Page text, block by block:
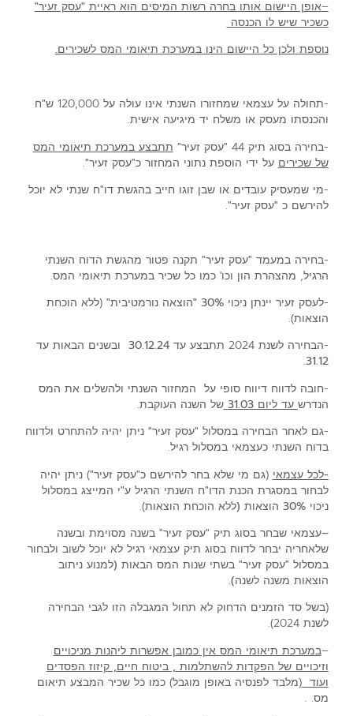
–אופן היישום אותו בחרה רשות המיסים הואראיית "עסק זעיר"
כשכיר שיש לו הכנסה
נוספתולכן כל היישום הינו במערכת תיאומי המס לשכירים.
-תחולה על עצמאי שמחזורו השנתי אינו עולה על 120,000 ש"ח
והכנסתו מעסק או משלח יד מיגיעה אישית.
-בחירה בסוג תיק 44 "עסק זעיר"
תתבצע במערכת תיאומי המס
של שכירים על ידי הוספת נתוני המחזור כ"עסק זעיר".
-מי שמעסיק עובדים או שבן זוגו חייב בהגשת דו"ח שנתי לא יוכל
להירשם כ "עסק זעיר".
-בחירה במעמד "עסק זעיר" תקנה פטור מהגשת הדוח השנתי
הרגיל, מהצהרת הון וכו' כמו כל שכיר במערכת תיאומי המס.
-לעסק זעיר יינתןניכוי 30% "הוצאה נורמטיבית"
(ללא הוכחת
הוצאות).
-הבחירה לשנת 2024 תתבצע
עד 30.12.24 ובשנים הבאות עד
31.12.
-חובה לדווח דיווח סופי על המחזור השנתי ולהשלים את המס
הנדרש עד ליום 31.03 של השנה העוקבת.
-גם לאחר הבחירה במסלול "עסק זעיר"ניתן יהיה להתחרט ולדווח
בדוח השנתי כעצמאיבמסלול רגיל.
-לכל עצמאי (גם מי שלא בחר להירשם כ"עסק זעיר") ניתן יהיה
לבחור במסגרת הכנת הדו"ח השנתי הרגילע"י המייצג במסלול
ניכוי 30% הוצאות (
ללא הוכחת הוצאות).
–עצמאי שבחר בסוג תיק "עסק זעיר" בשנה מסוימת ובשנה
שלאחריה יבחר לדווח בסוג תיק עצמאי רגיל לא יוכל לשוב ולבחור
במסלול "עסק זעיר" בשתי שנות המס הבאות (למנוע ניתוב
הוצאות משנה לשנה).
(בשל סד הזמנים הדחוק לא תחול המגבלה הזו לגבי הבחירה
לשנת 2024).
–במערכת תיאומי המס אין כמובן אפשרות ליהנות מניכויים
וזיכויים של הפקדות להשתלמות , ביטוח חיים, קיזוז הפסדים
ועוד(מלבד לפנסיה באופן מוגבל) כמו כל שכיר המבצע תיאום
מס. .